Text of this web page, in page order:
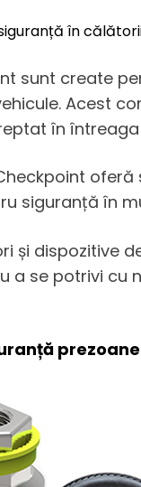
sunt create
Acest
în întreaga
siguranță în
și dispozitive
a se potrivi cu